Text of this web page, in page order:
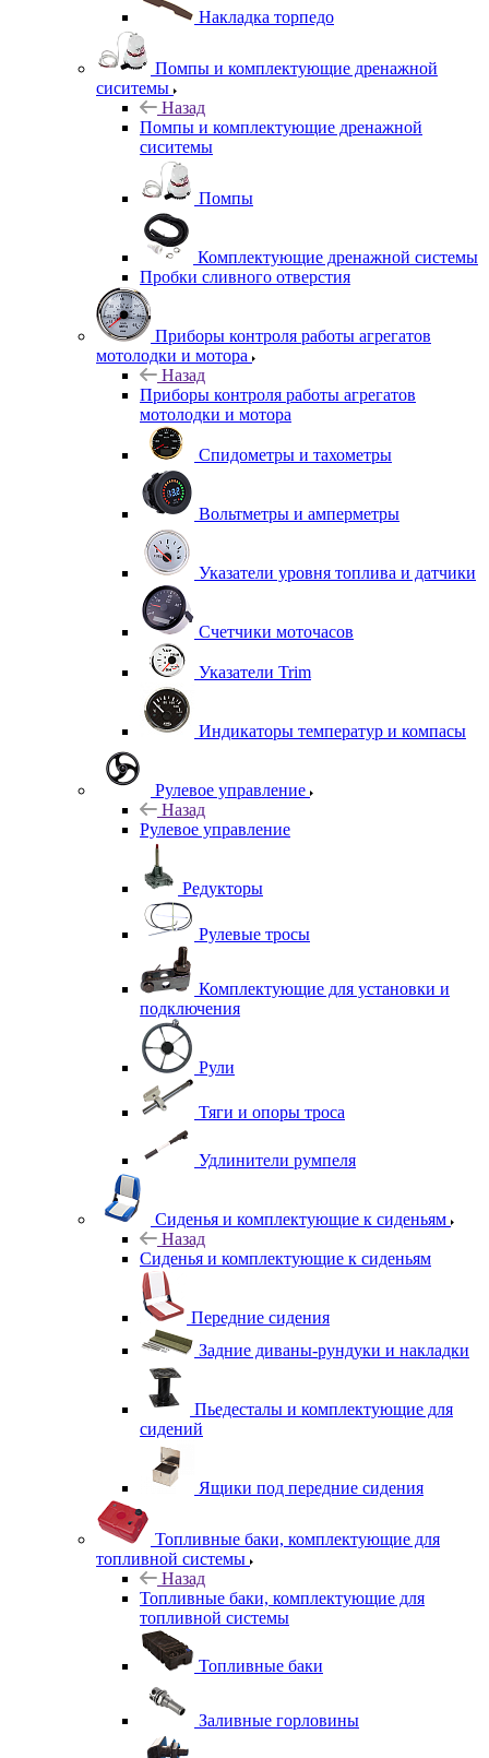
Накладка торпедо
Помпы и комплектующие дренажной
сиситемы
Назад
Помпы и комплектующие дренажной
сиситемы
Помпы
Комплектующие дренажной системы
Пробки сливного отверстия
Приборы контроля работы агрегатов
мотолодки и мотора
Назад
Приборы контроля работы агрегатов
мотолодки и мотора
Спидометры и тахометры
Вольтметры и амперметры
Указатели уровня топлива и датчики
Счетчики моточасов
Указатели Trim
Индикаторы температур и компасы
Рулевое управление
Назад
Рулевое управление
Редукторы
Рулевые тросы
Комплектующие для установки и
подключения
Рули
Тяги и опоры троса
Удлинители румпеля
Сиденья и комплектующие к сиденьям
Назад
Сиденья и комплектующие к сиденьям
Передние сидения
Задние диваны-рундуки и накладки
Пьедесталы и комплектующие для
сидений
Ящики под передние сидения
Топливные баки, комплектующие для
топливной системы
Назад
Топливные баки, комплектующие для
топливной системы
Топливные баки
Заливные горловины